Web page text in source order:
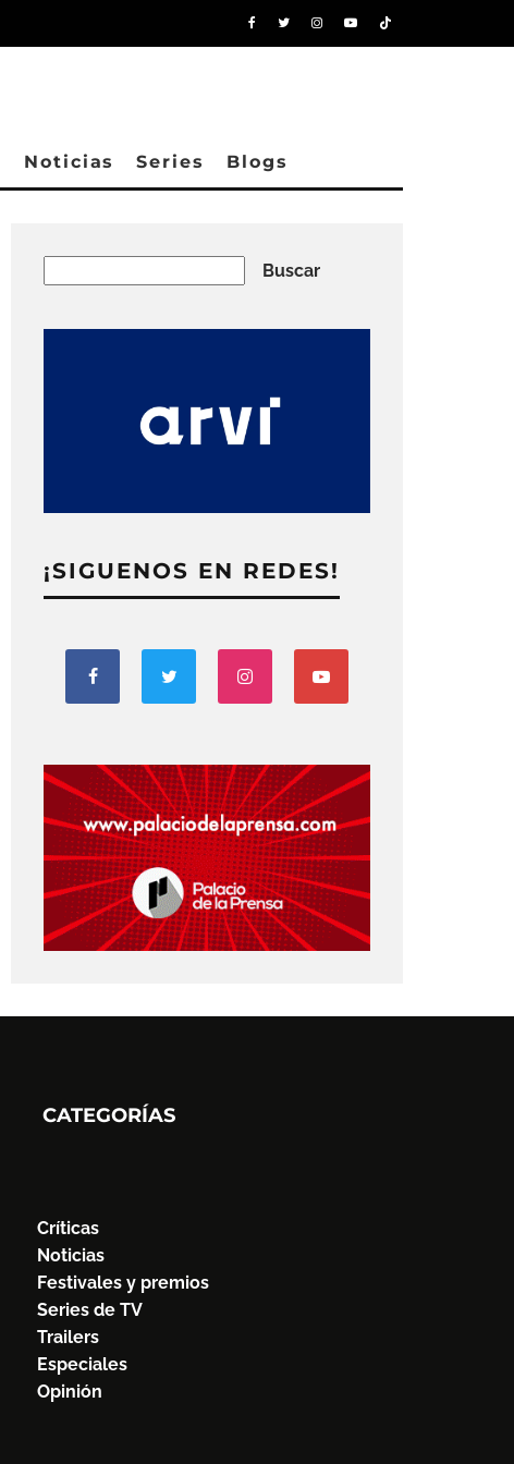
Noticias Series Blogs
Buscar
¡SIGUENOS EN REDES!
CATEGORÍAS
Críticas
Noticias
Festivales y premios
Series de TV
Trailers
Especiales
Opinión